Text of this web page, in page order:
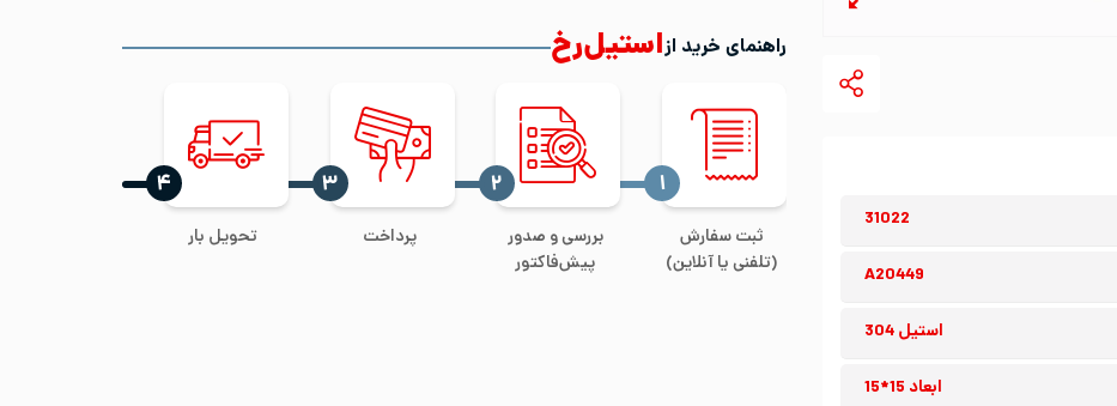
31022
A20449
استیل 304
ابعاد 15*15
راهنمای خرید ازاستیل‌رخ
ثبت سفارش
(تلفنی یا آنلاین)
‍۱
بررسی و صدور
پیش‌فاکتور
‍۲
پرداخت
‍۳
تحویل بار
‍۴